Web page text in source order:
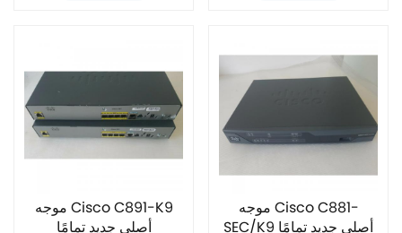
موجه Cisco C891-K9
أصلي جديد تمامًا
موجه Cisco C881-
SEC/K9 أصلي جديد تمامًا